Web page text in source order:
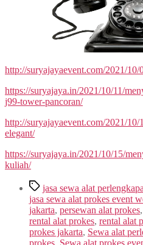
http://suryajayaevent.com/2021/10/
https://suryajaya.in/2021/10/11/
j99-tower-pancoran/
http://suryajayaevent.com/2021/
elegant/
https://suryajaya.in/2021/10/15/
kuliah/
Tagsjasa sewa alat
jasa sewa alat prokes event
jakarta, persewan alat prokes,
rental alat prokes, rental alat
prokes jakarta, Sewa alat
prokes Sewa alat prokes